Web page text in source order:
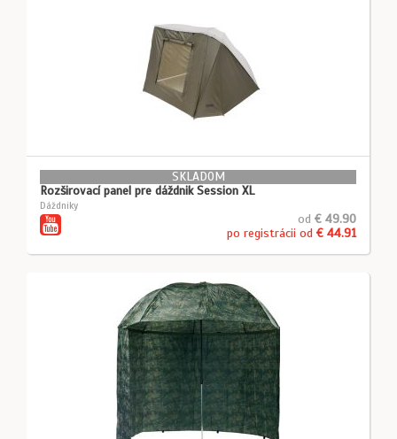
SKLADOM
Rozširovací panel pre dáždnik Session XL
Dáždniky
od € 49.90
po registrácii od € 44.91